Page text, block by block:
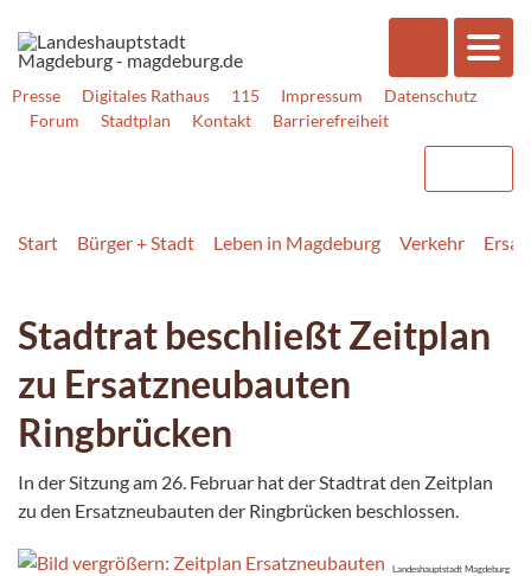
Presse Digitales Rathaus 115 Impressum
Datenschutz
Forum
Stadtplan Kontakt Barrierefreiheit
Start Bürger + Stadt Leben in Magdeburg Verkehr
Stadtrat beschließt Zeitplan
zu Ersatzneubauten
Ringbrücken
In der Sitzung am 26. Februar hat der Stadtrat den Zeitplan
zu den Ersatzneubauten der Ringbrücken beschlossen.
Landeshauptstadt Magdeburg